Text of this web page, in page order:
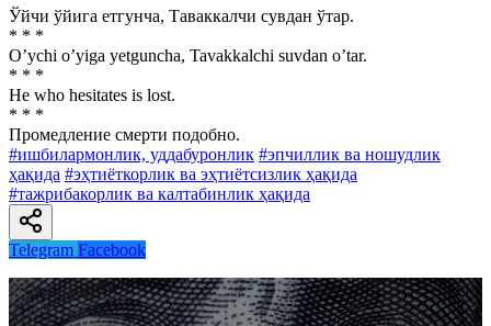
Ўйчи ўйига етгунча, Таваккалчи сувдан ўтар.
* * *
Oʼychi oʼyiga yetguncha, Tavakkalchi suvdan oʼtar.
* * *
He who hesitates is lost.
* * *
Промедление смерти подобно.
#ишбилармонлик, уддабуронлик #эпчиллик ва ношудлик
ҳақида #эҳтиёткорлик ва эҳтиётсизлик ҳақида
#тажрибакорлик ва калтабинлик ҳақида
Telegram Facebook